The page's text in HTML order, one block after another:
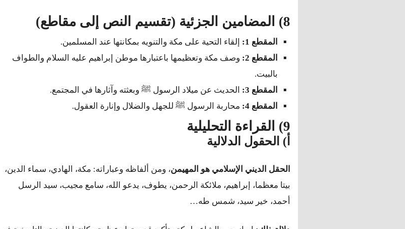
8) المضامين الجزئية (تقسيم النص إلى مقاطع)
المقطع 1:
إلقاء التحية على مكة والتنويه بمكانتها عند المسلمين.
المقطع 2:
وصف مكة وتعظيمها باعتبارها موطن إبراهيم عليه السلام والطواف
بالبيت.
المقطع 3:
الحديث عن ميلاد الرسول ﷺ وبعثته وآثارها في المجتمع.
المقطع 4:
محاربة الرسول ﷺ للجهل والضلال وإنارة العقول.
9) القراءة التحليلية
أ) الحقول الدلالية
الحقل الديني الإسلامي هو المهيمن، ومن ألفاظه وعباراته: مكة، الهادي، سماء الدين،
بيتا معظما، إبراهيم، ملائكة الرحمن، يطوف، يدعو الله، سامع مجيب، سيد الرسل
أحمد، خير سيد، شمس طه…